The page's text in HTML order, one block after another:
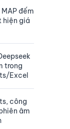
đếm
hiện giá
trong
Excel
công
âm